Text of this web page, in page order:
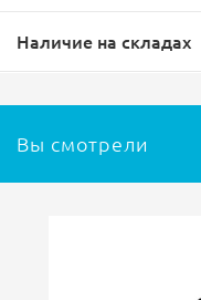
Наличие на складах
Санкт-Петербург,
Вы смотрели